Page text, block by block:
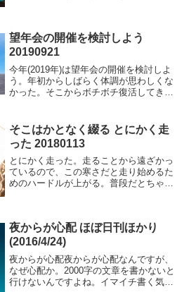
画像を貼っただけですけど...
望年会の開催を検討しよう
20190921
今年(2019年)は望年会の開催を検討しよ
う。年初からしばらく体調が思わしくな
かった。そこからボチボチ復活してきて
学だと思う。アウトドアはフォックスキ
ャンプとして5月か...
そこはかとなく綴る とにかく走
った 20180113
とにかく走った。走ることから遠ざかっ
ているので、この寒さだと走り始めるた
めのハードルが上がる。普段だとちゃん
否してしまう。だから今...
夜からが心配 ほぼ日刊ほかり
(2016/4/24)
夜からが心配夜からが心配なんですが、
なぜ心配か。2000字の文章を書かないと
行けないんですよね。イマイチ書く気が